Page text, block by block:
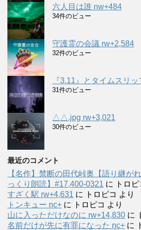
六人目は誰 nw+484
34件のビュー
守護霊の会議 rw+2,584
32件のビュー
『3.11』とタイムスリ
31件のビュー
△△.jpg rw+3,021
30件のビュー
最近のコメント
【名作】禁断の田代峠奥【語り継が
っくり朗読】#17,400-0321 に トロピ
すざく駅 rw+4,631 に トロピコ より
トンキュー nc+ に トロピコ より
山に入っただけなのに rw+14,830 に
名前だけが先に有罪になった nc+ に